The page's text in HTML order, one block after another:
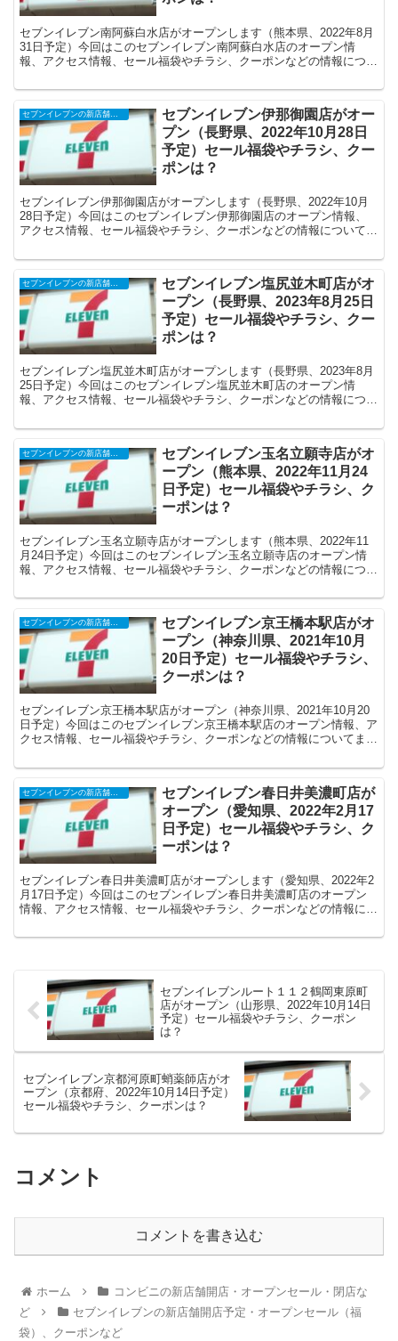
セブンイレブン南阿蘇白水店がオープンします（熊本県、2022年8月
31日予定）今回はこのセブンイレブン南阿蘇白水店のオープン情
報、アクセス情報、セール福袋やチラシ、クーポンなどの情報につい
セブンイレブン伊那御園店がオー
プン（長野県、2022年10月28日
予定）セール福袋やチラシ、クー
ポンは？
セブンイレブン伊那御園店がオープンします（長野県、2022年10月
28日予定）今回はこのセブンイレブン伊那御園店のオープン情報、
アクセス情報、セール福袋やチラシ、クーポンなどの情報についてま
セブンイレブンの新店舗開店予定・オープンセール（福袋）、クーポンなど
セブンイレブン塩尻並木町店がオ
ープン（長野県、2023年8月25日
予定）セール福袋やチラシ、クー
ポンは？
セブンイレブン塩尻並木町店がオープンします（長野県、2023年8月
25日予定）今回はこのセブンイレブン塩尻並木町店のオープン情
報、アクセス情報、セール福袋やチラシ、クーポンなどの情報につい
セブンイレブン玉名立願寺店がオ
ープン（熊本県、2022年11月24
日予定）セール福袋やチラシ、ク
ーポンは？
セブンイレブン玉名立願寺店がオープンします（熊本県、2022年11
月24日予定）今回はこのセブンイレブン玉名立願寺店のオープン情
報、アクセス情報、セール福袋やチラシ、クーポンなどの情報につい
セブンイレブンの新店舗開店予定・オープンセール（福袋）、クーポンなど
セブンイレブン京王橋本駅店がオ
ープン（神奈川県、2021年10月
20日予定）セール福袋やチラシ、
クーポンは？
セブンイレブン京王橋本駅店がオープン（神奈川県、2021年10月20
日予定）今回はこのセブンイレブン京王橋本駅店のオープン情報、ア
クセス情報、セール福袋やチラシ、クーポンなどの情報についてまと
セブンイレブン春日井美濃町店が
オープン（愛知県、2022年2月17
日予定）セール福袋やチラシ、ク
ーポンは？
セブンイレブン春日井美濃町店がオープンします（愛知県、2022年2
月17日予定）今回はこのセブンイレブン春日井美濃町店のオープン
情報、アクセス情報、セール福袋やチラシ、クーポンなどの情報につ
セブンイレブンルート１１２鶴岡東原町
店がオープン（山形県、2022年10月14日
予定）セール福袋やチラシ、クーポン
は？
セブンイレブン京都河原町蛸薬師店がオ
ープン（京都府、2022年10月14日予定）
セール福袋やチラシ、クーポンは？
コメント
コメントを書き込む
ホーム
コンビニの新店舗開店・オープンセール・閉店な
ど
セブンイレブンの新店舗開店予定・オープンセール（福
袋）、クーポンなど